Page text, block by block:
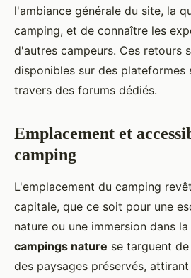
l'ambiance générale du site, la
camping, et de connaître les
d'autres campeurs. Ces retours
disponibles sur des plateformes
travers des forums dédiés.
Emplacement et
camping
L'emplacement du camping
capitale, que ce soit pour une
nature ou une immersion dans
campings nature se targuent
des paysages préservés,